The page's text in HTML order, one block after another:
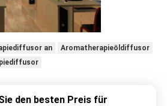
an
Aromatherapieöldiffusor
den besten Preis für